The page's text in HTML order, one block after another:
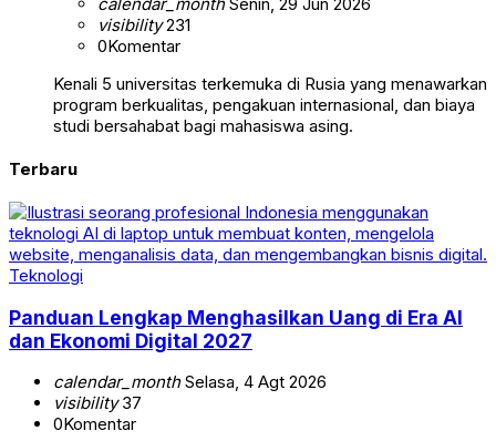
visibility231
0Komentar
Kenali 5 universitas terkemuka di Rusia yang menawarkan
program berkualitas, pengakuan internasional, dan biaya
studi bersahabat bagi mahasiswa asing.
Terbaru
Teknologi
Panduan Lengkap Menghasilkan Uang di Era AI
dan Ekonomi Digital 2027
calendar_monthSelasa, 4 Agt 2026
visibility37
0Komentar